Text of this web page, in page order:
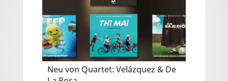
Neu von Quartet: Velázquez & De